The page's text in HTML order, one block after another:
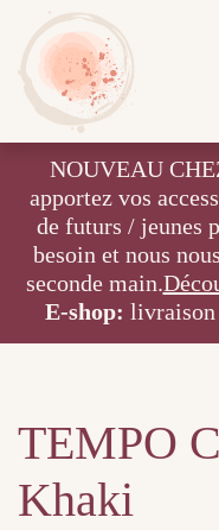
NOUVEAU
apportez vos
de futurs / jeunes
besoin et nous
seconde main.
E-shop: livraison
TEMPO
Khaki